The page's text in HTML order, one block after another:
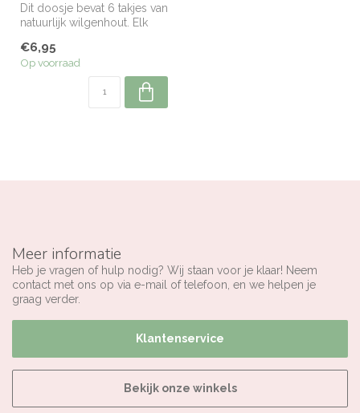
Dit doosje bevat 6 takjes van
natuurlijk wilgenhout. Elk
€6,95
Op voorraad
Meer informatie
Heb je vragen of hulp nodig? Wij staan voor je klaar! Neem
contact met ons op via e-mail of telefoon, en we helpen je
graag verder.
Klantenservice
Bekijk onze winkels